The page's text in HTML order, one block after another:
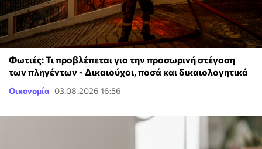
Φωτιές: Τι προβλέπεται για την προσωρινή στέγαση
των πληγέντων - Δικαιούχοι, ποσά και δικαιολογητικά
Οικονομία 03.08.2026 16:56